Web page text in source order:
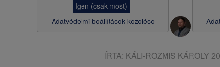
Igen (csak most)
Adatvédelmi beállítások kezelése
ÍRTA: KÁLI-ROZMIS KÁROLY